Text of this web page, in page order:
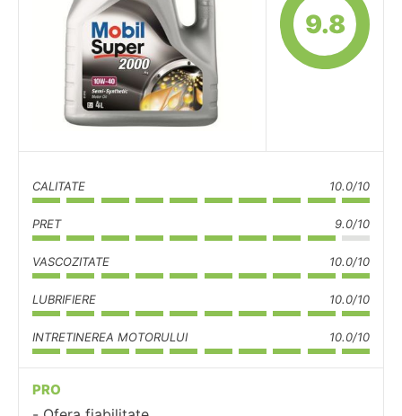
9.8
CALITATE 10.0/10
PRET 9.0/10
VASCOZITATE 10.0/10
LUBRIFIERE 10.0/10
INTRETINEREA MOTORULUI 10.0/10
PRO